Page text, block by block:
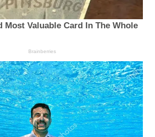
Most Valuable Card In The Whole
Brainberries